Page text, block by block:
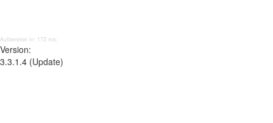
Aufbereitet in: 172 ms;
Version:
3.3.1.4 (Update)